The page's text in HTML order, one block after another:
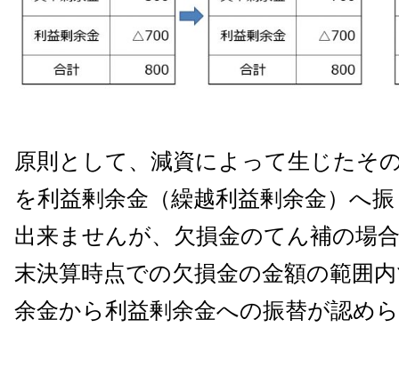
原則として、減資によって生じたそ
を利益剰余金（繰越利益剰余金）へ
出来ませんが、欠損金のてん補の場
末決算時点での欠損金の金額の範囲
余金から利益剰余金への振替が認め